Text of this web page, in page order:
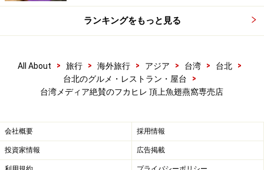
ランキングをもっと見る
All About > 旅行 > 海外旅行 > アジア > 台湾 > 台北
>
台北のグルメ・レストラン・屋台
>
台湾メディア絶賛のフカヒレ 頂上魚翅燕窩専売店
会社概要 採用情報
投資家情報 広告掲載